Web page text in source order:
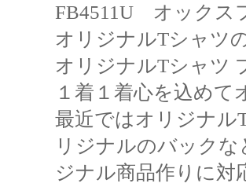
FB4511U オックス
オリジナルTシャツ
オリジナルTシャツ
１着１着心を込め
最近ではオリジナル
リジナルのバック
ジナル商品作りに対